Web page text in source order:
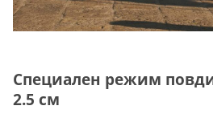
Специален режим
2.5 см